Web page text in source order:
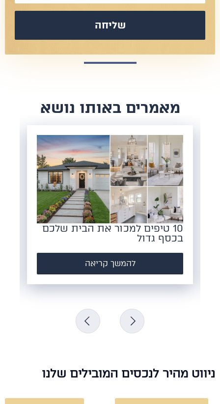
שליחה
​מאמרים באותו נושא
10 טיפים למכור את הבית שלכם
בכסף גדול
להמשך קריאה
מהיר לנכסים המובילים שלנו